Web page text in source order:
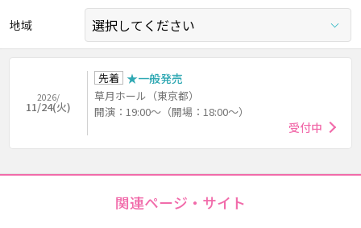
地域
2026/
11/24(火)
先着 ★一般発売
草月ホール（東京都）
開演：19:00～（開場：18:00～）
受付中
関連ページ・サイト